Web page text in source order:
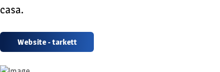
casa.
Website - tarkett